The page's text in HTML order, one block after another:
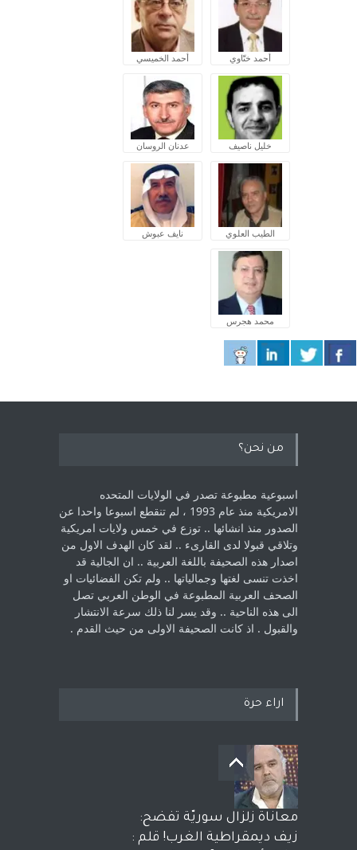
أحمد ختّاوي أحمد الخميسي
خليل ناصيف عدنان الروسان
الطيب العلوي نايف عبوش
محمد هجرس
من نحن؟
اسبوعية مطبوعة تصدر في الولايات المتحده
الامريكية منذ عام 1993 ، لم ‏تنقطع اسبوعا واحدا عن
الصدور منذ انشائها .. توزع في خمس ولايات امريكية
‏وتلاقي قبولا لدى القارىء ..‏ لقد كان الهدف الاول من
اصدار هذه الصحيفة باللغة العربية .. ان الجالية قد
اخذت ‏تنسى لغتها وجمالياتها .. ولم تكن الفضائيات او
الصحف العربية المطبوعة في الوطن ‏العربي تصل
الى هذه الناحية .. وقد يسر لنا ذلك سرعة الانتشار
والقبول . اذ كانت ‏الصحيفة الاولى من حيث القدم . ‏
اراء حرة
معاناة زلزال سوريّة تفضح:
زيف ديمقراطية الغرب! قلم :